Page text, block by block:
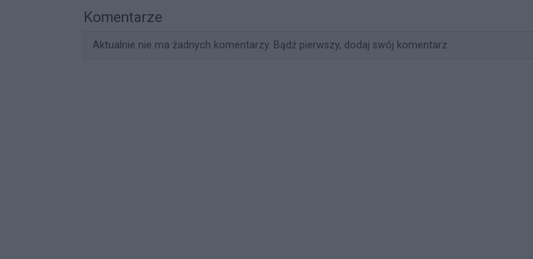
Komentarze
Aktualnie nie ma żadnych komentarzy. Bądź pierwszy, dodaj swój komentarz.